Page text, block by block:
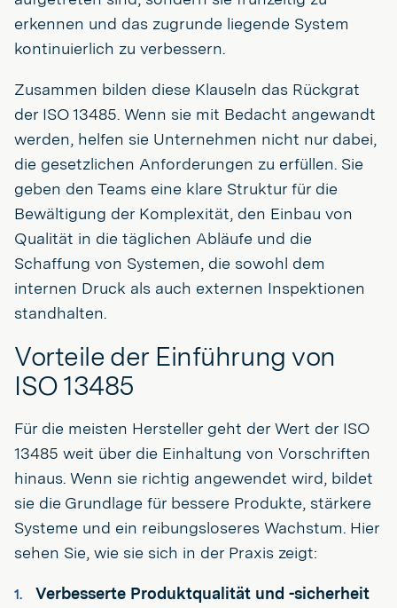
erkennen und das zugrunde liegende System
kontinuierlich zu verbessern.
Zusammen bilden diese Klauseln das Rückgrat
der ISO 13485. Wenn sie mit Bedacht angewandt
werden, helfen sie Unternehmen nicht nur dabei,
die gesetzlichen Anforderungen zu erfüllen. Sie
geben den Teams eine klare Struktur für die
Bewältigung der Komplexität, den Einbau von
Qualität in die täglichen Abläufe und die
Schaffung von Systemen, die sowohl dem
internen Druck als auch externen Inspektionen
standhalten.
Vorteile der Einführung von
ISO 13485
Für die meisten Hersteller geht der Wert der ISO
13485 weit über die Einhaltung von Vorschriften
hinaus. Wenn sie richtig angewendet wird, bildet
sie die Grundlage für bessere Produkte, stärkere
Systeme und ein reibungsloseres Wachstum. Hier
sehen Sie, wie sie sich in der Praxis zeigt:
Verbesserte Produktqualität und -sicherheit